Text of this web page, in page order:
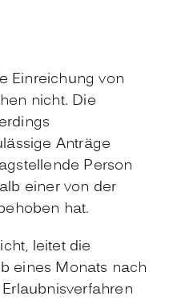
Einreichung von
nicht. Die
Anträge
Person
einer von der
hat.
leitet die
eines Monats nach